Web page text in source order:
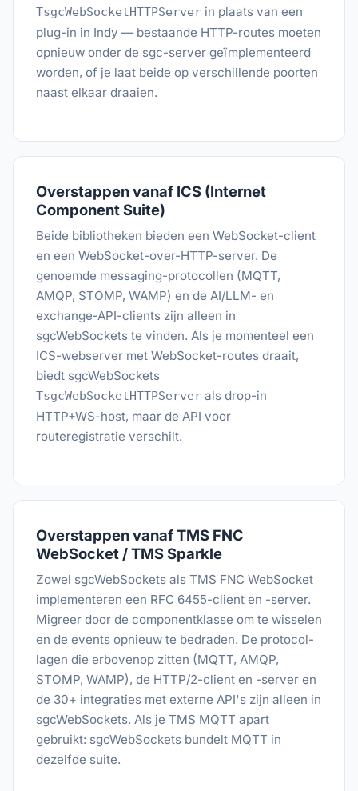
TsgcWebSocketHTTPServer in plaats van een
plug-in in Indy — bestaande HTTP-routes moeten
opnieuw onder de sgc-server geïmplementeerd
worden, of je laat beide op verschillende poorten
naast elkaar draaien.
Overstappen vanaf ICS (Internet
Component Suite)
Beide bibliotheken bieden een WebSocket-client
en een WebSocket-over-HTTP-server. De
genoemde messaging-protocollen (MQTT,
AMQP, STOMP, WAMP) en de AI/LLM- en
exchange-API-clients zijn alleen in
sgcWebSockets te vinden. Als je momenteel een
ICS-webserver met WebSocket-routes draait,
biedt sgcWebSockets
TsgcWebSocketHTTPServer als drop-in
HTTP+WS-host, maar de API voor
routeregistratie verschilt.
Overstappen vanaf TMS FNC
WebSocket / TMS Sparkle
Zowel sgcWebSockets als TMS FNC WebSocket
implementeren een RFC 6455-client en -server.
Migreer door de componentklasse om te wisselen
en de events opnieuw te bedraden. De protocol-
lagen die erbovenop zitten (MQTT, AMQP,
STOMP, WAMP), de HTTP/2-client en -server en
de 30+ integraties met externe API's zijn alleen in
sgcWebSockets. Als je TMS MQTT apart
gebruikt: sgcWebSockets bundelt MQTT in
dezelfde suite.